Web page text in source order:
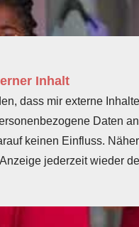
Inhalt
dass mir externe
Daten
keinen Einfluss.
jederzeit wieder